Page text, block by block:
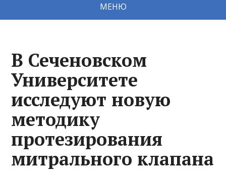
МЕНЮ
В Сеченовском
Университете
исследуют новую
методику
протезирования
митрального клапана